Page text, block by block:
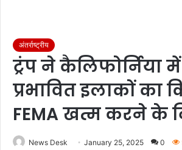
अंतर्राष्ट्रीय
ट्रंप ने
प्रभावित इलाकों का
FEMA खत्म करने के
News Desk January 25, 2025 0